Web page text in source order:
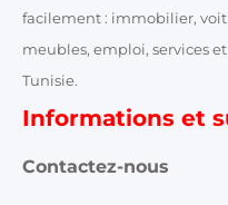
facilement : immobilier,
meubles, emploi, services
Tunisie.
Informations et
Contactez-nous